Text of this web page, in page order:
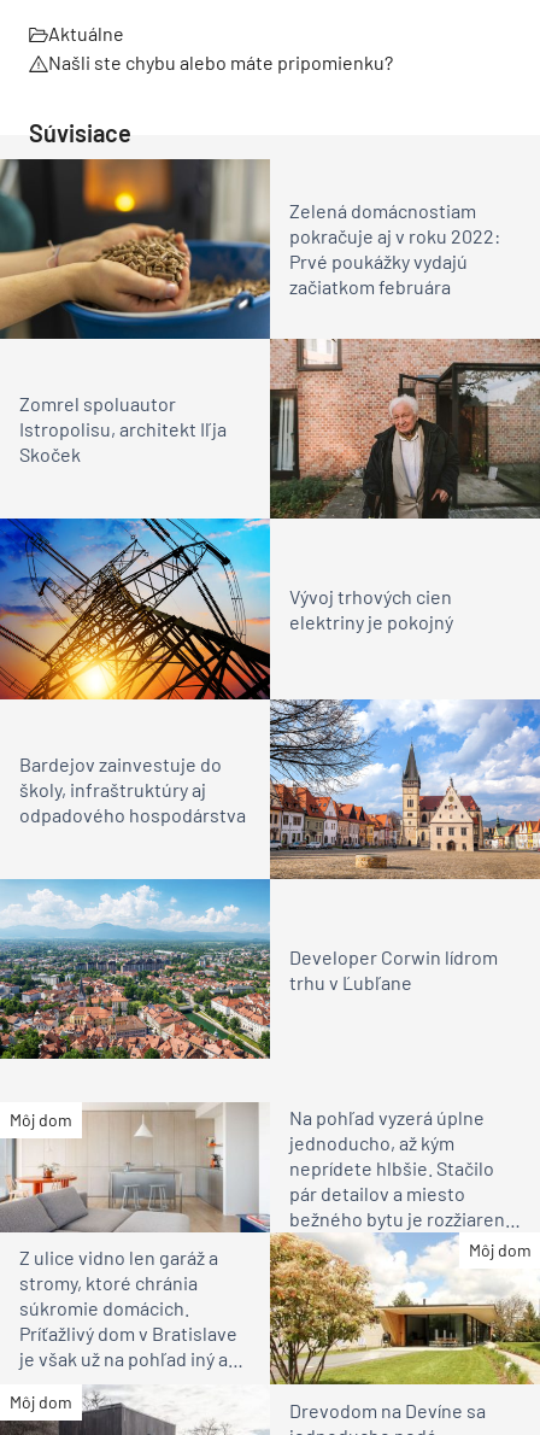
Aktuálne
Našli ste chybu alebo máte pripomienku?
Súvisiace
Zelená domácnostiam
pokračuje aj v roku 2022:
Prvé poukážky vydajú
začiatkom februára
Zomrel spoluautor
Istropolisu, architekt Iľja
Skoček
Vývoj trhových cien
elektriny je pokojný
Bardejov zainvestuje do
školy, infraštruktúry aj
odpadového hospodárstva
Developer Corwin lídrom
trhu v Ľubľane
Môj dom
Na pohľad vyzerá úplne
jednoducho, až kým
neprídete hlbšie. Stačilo
pár detailov a miesto
bežného bytu je rozžiarené
bývanie pre rodinu
Môj dom
Z ulice vidno len garáž a
stromy, ktoré chránia
súkromie domácich.
Príťažlivý dom v Bratislave
je však už na pohľad iný ako
susedia
Môj dom
Drevodom na Devíne sa